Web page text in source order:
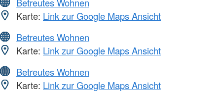
Karte: Link zur Google Maps Ansicht
Betreutes Wohnen
Karte: Link zur Google Maps Ansicht
Betreutes Wohnen
Karte: Link zur Google Maps Ansicht